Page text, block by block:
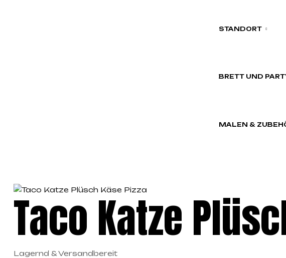
STANDORT
BRETT UND
MALEN &
Taco Katze
Lagernd & Versandbereit